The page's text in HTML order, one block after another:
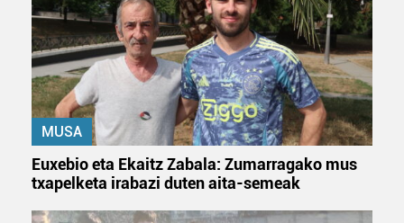
MUSA
Euxebio eta Ekaitz Zabala: Zumarragako mus
txapelketa irabazi duten aita-semeak